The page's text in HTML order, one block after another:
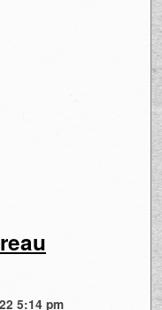
5:14 pm